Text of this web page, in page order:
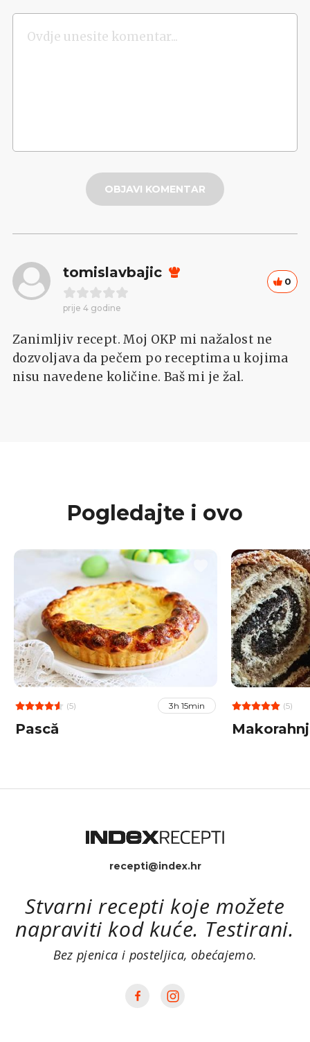
OBJAVI KOMENTAR
tomislavbajic
prije 4 godine
0
Zanimljiv recept. Moj OKP mi nažalost ne
dozvoljava da pečem po receptima u kojima
nisu navedene količine. Baš mi je žal.
Pogledajte i ovo
(5) 3h 15min
Pască
(5)
recepti@index.hr
Stvarni recepti koje možete
napraviti kod kuće. Testirani.
Bez pjenica i posteljica, obećajemo.